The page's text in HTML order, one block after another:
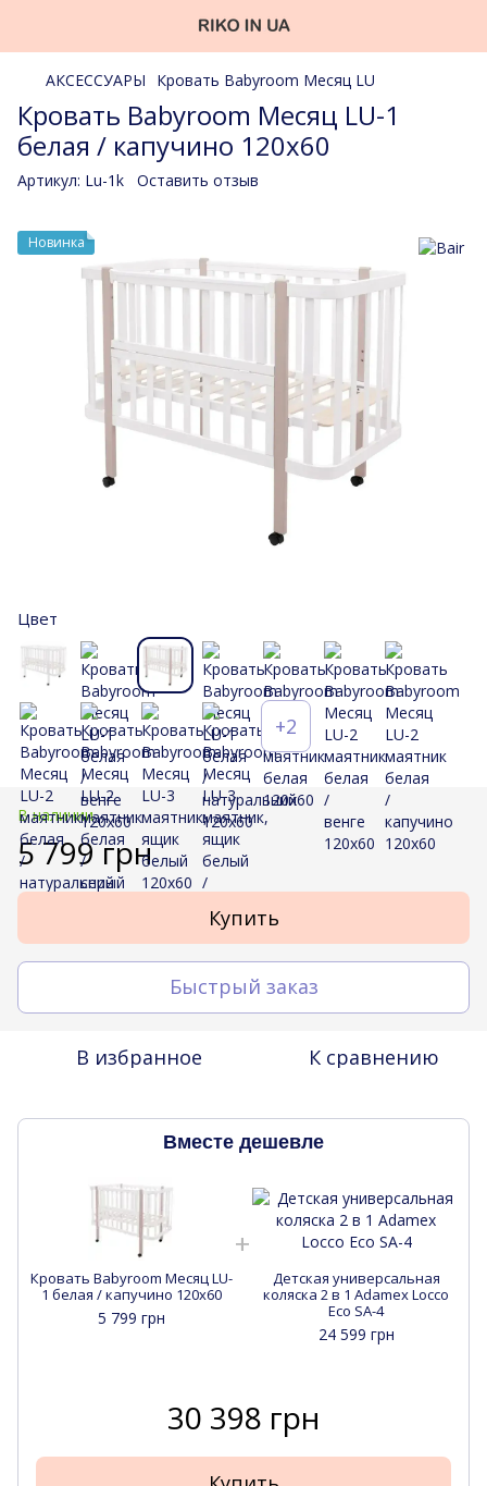
АКСЕССУАРЫ Кровать Babyroom Месяц LU
Кровать Babyroom Месяц LU-1
белая / капучино 120x60
Артикул: Lu-1k Оставить отзыв
Новинка
Цвет
+2
В наличии
5 799 грн
Купить
Быстрый заказ
В избранное К сравнению
Вместе дешевле
Кровать Babyroom Месяц LU-
1 белая / капучино 120x60
5 799 грн
Детская универсальная
коляска 2 в 1 Adamex Locco
Eco SA-4
24 599 грн
30 398 грн